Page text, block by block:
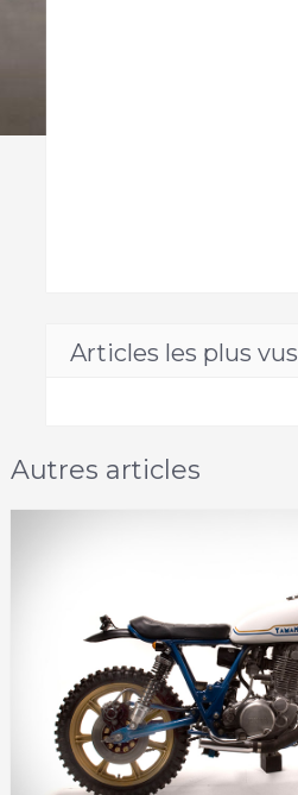
Articles les plus vus
Autres articles